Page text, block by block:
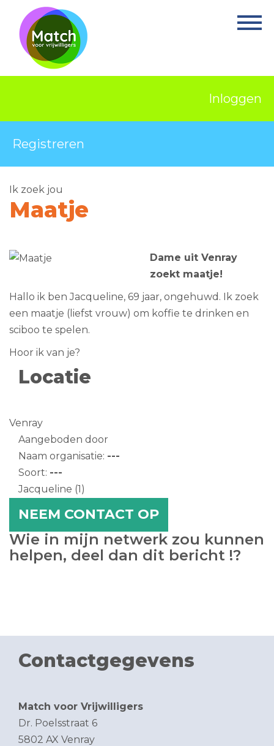
Home
Activiteiten
Projecten
Over Match
Vrijwilligerswerk
Ervaringsplek
Inloggen
Registreren
Ik zoek jou
Maatje
Dame uit Venray
zoekt maatje!
Hallo ik ben Jacqueline, 69 jaar, ongehuwd. Ik zoek
een maatje (liefst vrouw) om koffie te drinken en
sciboo te spelen.
Hoor ik van je?
Locatie
Venray
Aangeboden door
Naam organisatie: ---
Soort: ---
Jacqueline (1)
NEEM CONTACT OP
Wie in mijn netwerk zou kunnen
helpen, deel dan dit bericht !?
Contactgegevens
Match voor Vrijwilligers
Dr. Poelsstraat 6
5802 AX Venray